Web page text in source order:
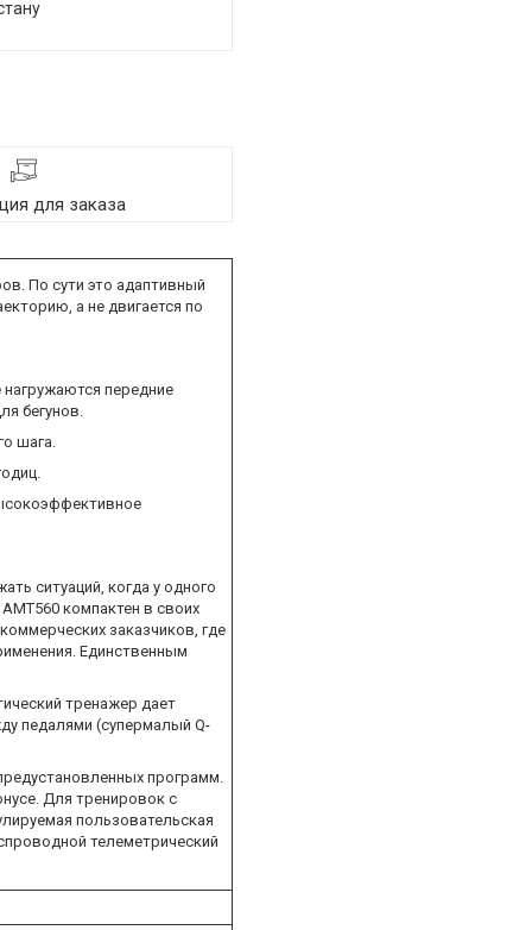
для заказа
По сути это адаптивный
а не двигается по
передние
бегунов.
шага.
ситуаций, когда у одного
компактен в своих
заказчиков, где
Единственным
тренажер дает
педалями (супермалый Q-
программ.
Для тренировок с
пользовательская
телеметрический